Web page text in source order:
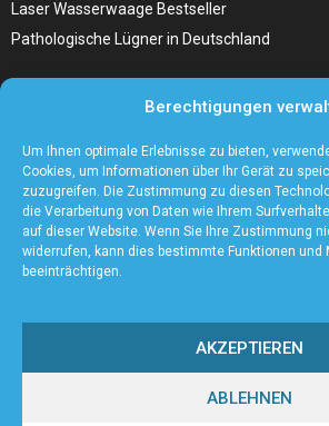
Berechtigungen
Um Ihnen optimale Erlebnisse zu bieten,
Cookies, um Informationen über Ihr Gerät zu
zuzugreifen. Die Zustimmung zu diesen
die Verarbeitung von Daten wie Ihrem
auf dieser Website. Wenn Sie Ihre Zustimmung
widerrufen, kann dies bestimmte Funktionen und
beeinträchtigen.
AKZEPTIEREN
ABLEHNEN
Laser Wasserwaage Bestseller
Pathologische Lügner in Deutschland
Die Kunst, Handbücher zu schreiben
Wieso ein Handstaubsauger unentbehrlich ist